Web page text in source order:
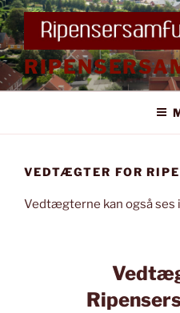
Videre
til
indhold
VEDTÆGTER FOR
Vedtægterne kan også ses i